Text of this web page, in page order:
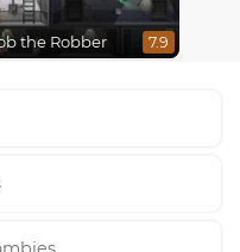
the Robber 7.9